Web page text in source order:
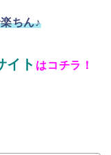
ちん♪
イト はコチラ！